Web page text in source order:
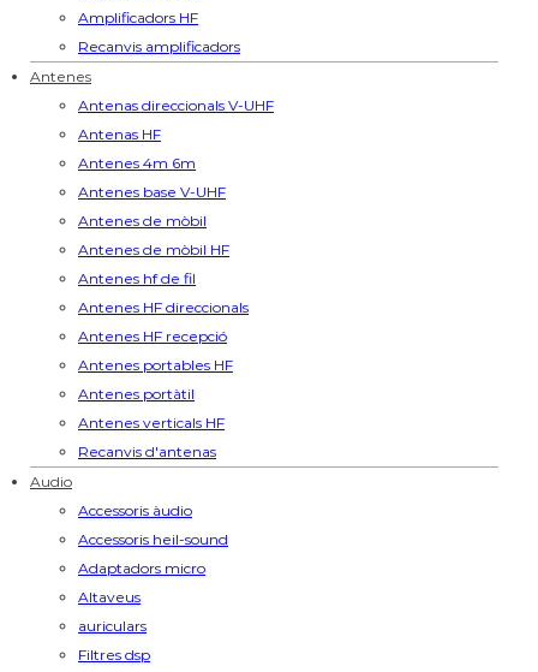
Amplificadors HF
Recanvis amplificadors
Antenes
Antenas direccionals V-UHF
Antenas HF
Antenes 4m 6m
Antenes base V-UHF
Antenes de mòbil
Antenes de mòbil HF
Antenes hf de fil
Antenes HF direccionals
Antenes HF recepció
Antenes portables HF
Antenes portàtil
Antenes verticals HF
Recanvis d'antenas
Audio
Accessoris àudio
Accessoris heil-sound
Adaptadors micro
Altaveus
auriculars
Filtres dsp